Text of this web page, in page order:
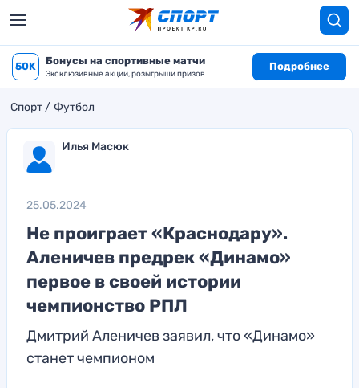
50K Бонусы на спортивные матчи
Эксклюзивные акции, розыгрыши призов
Подробнее
Спорт Футбол
Илья Масюк
25.05.2024
Не проиграет «Краснодару».
Аленичев предрек «Динамо»
первое в своей истории
чемпионство РПЛ
Дмитрий Аленичев заявил, что «Динамо»
станет чемпионом